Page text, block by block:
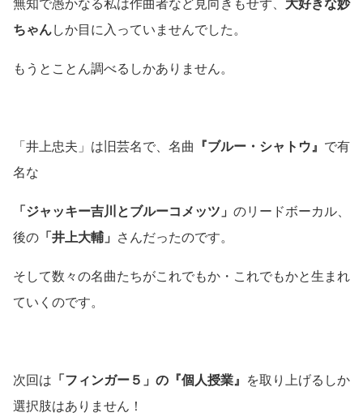
無知で愚かなる私は作曲者など見向きもせず、 大好きな妙
ちゃんしか目に入っていませんでした。
もうとことん調べるしかありません。
「井上忠夫」は旧芸名で、名曲 『ブルー・シャトウ』 で有
名な
「ジャッキー吉川とブルーコメッツ」 のリードボーカル、
後の 「井上大輔」 さんだったのです。
そして数々の名曲たちがこれでもか・これでもかと生まれ
ていくのです。
次回は 「フィンガー５」の『個人授業』
を取り上げるしか
選択肢はありません！